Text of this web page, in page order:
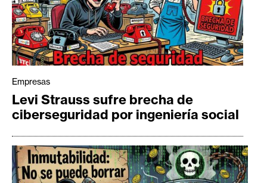
Empresas
Levi Strauss sufre brecha de
ciberseguridad por ingeniería social